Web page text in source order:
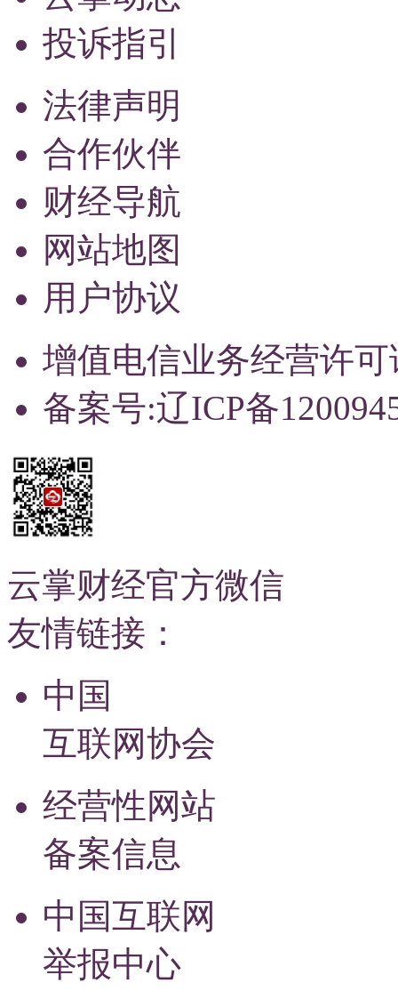
投诉指引
法律声明
合作伙伴
财经导航
网站地图
用户协议
增值电信业务经营许可
备案号:辽ICP备
云掌财经官方微信
友情链接：
中国
互联网协会
经营性网站
备案信息
中国互联网
举报中心